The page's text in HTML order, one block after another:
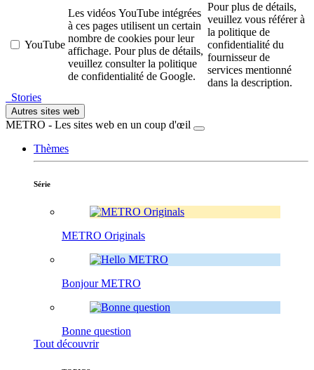
YouTube
Les vidéos YouTube intégrées
à ces pages utilisent un certain
nombre de cookies pour leur
affichage. Pour plus de détails,
veuillez consulter la politique
de confidentialité de Google.
Pour plus de détails,
veuillez vous référer à
la politique de
confidentialité du
fournisseur de
services mentionné
dans la description.
Stories
Autres sites web
METRO - Les sites web en un coup d'œil
Thèmes
Série
METRO Originals
Bonjour METRO
Bonne question
Tout découvrir